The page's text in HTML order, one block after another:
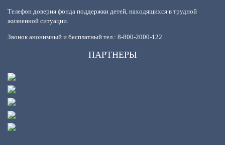
Телефон доверия фонда поддержки детей, находящихся в трудной
жизненной ситуации.
Звонок анонимный и бесплатный тел.: 8-800-2000-122
ПАРТНЕРЫ